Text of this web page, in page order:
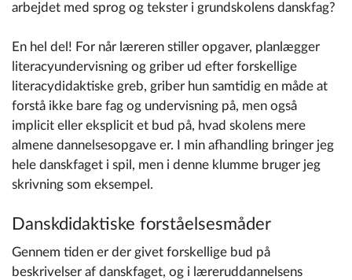
arbejdet med sprog og tekster i grundskolens danskfag?
En hel del! For når læreren stiller opgaver, planlægger
literacyundervisning og griber ud efter forskellige
literacydidaktiske greb, griber hun samtidig en måde at
forstå ikke bare fag og undervisning på, men også
implicit eller eksplicit et bud på, hvad skolens mere
almene dannelsesopgave er. I min afhandling bringer jeg
hele danskfaget i spil, men i denne klumme bruger jeg
skrivning som eksempel.
Danskdidaktiske forståelsesmåder
Gennem tiden er der givet forskellige bud på
beskrivelser af danskfaget, og i læreruddannelsens